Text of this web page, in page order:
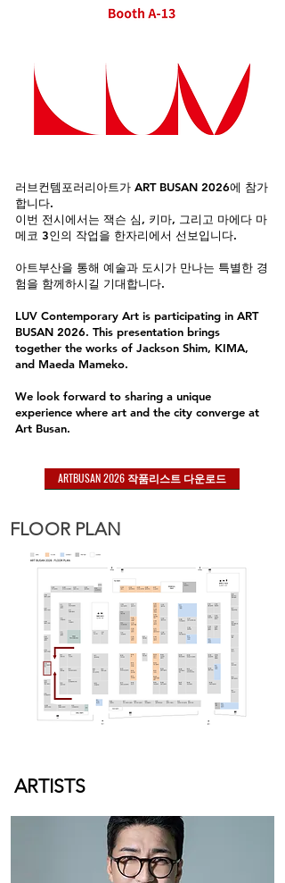
러브컨템포러리아트가 ART BUSAN 2026에 참가
합니다.
이번 전시에서는 잭슨 심, 키마, 그리고 마에다 마
메코 3인의 작업을 한자리에서 선보입니다.
아트부산을 통해 예술과 도시가 만나는 특별한 경
험을 함께하시길 기대합니다.
LUV Contemporary Art is participating in ART
BUSAN 2026. This presentation brings
together the works of Jackson Shim, KIMA,
and Maeda Mameko.
We look forward to sharing a unique
experience where art and the city converge at
Art Busan.
ARTBUSAN 2026 작품리스트 다운로드
FLOOR PLAN
ARTISTS